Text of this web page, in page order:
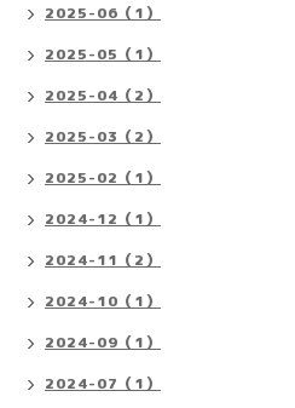
2025-06（1）
2025-05（1）
2025-04（2）
2025-03（2）
2025-02（1）
2024-12（1）
2024-11（2）
2024-10（1）
2024-09（1）
2024-07（1）